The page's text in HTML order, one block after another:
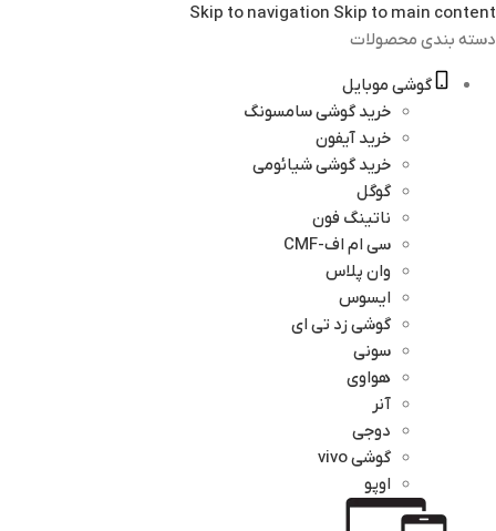
Skip to navigation Skip to main content
دسته بندی محصولات
گوشی موبایل
خرید گوشی سامسونگ
خرید آیفون
خرید گوشی شیائومی
گوگل
ناتینگ فون
سی ام اف-CMF
وان پلاس
ایسوس
گوشی زد تی ای
سونی
هواوی
آنر
دوجی
گوشی vivo
اوپو